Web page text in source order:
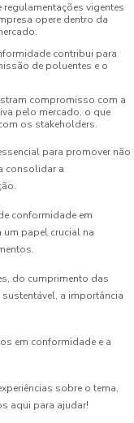
vigentes
opere dentro da
contribui para
de poluentes e o
compromisso com a
pelo mercado, o que
os stakeholders.
para promover não
consolidar a
conformidade em
um papel crucial na
do cumprimento das
a importância
em conformidade e a
sobre o tema,
aqui para ajudar!